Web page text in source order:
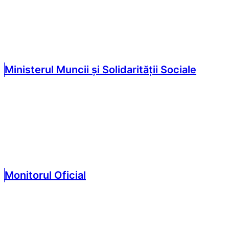
Ministerul Muncii și Solidarității Sociale
Monitorul Oficial